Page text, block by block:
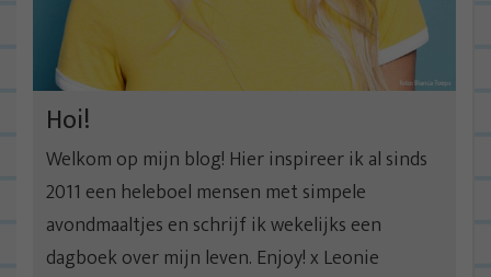
e
Hoi!
Welkom op mijn blog! Hier inspireer ik al sinds
2011 een heleboel mensen met simpele
avondmaaltjes en schrijf ik wekelijks een
dagboek over mijn leven. Enjoy! x Leonie